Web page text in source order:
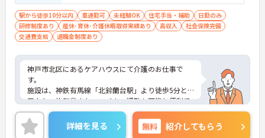
駅から徒歩10分以内 車通勤可 未経験OK 住宅手当・補助
日勤のみ
研修制度あり
産休･育休･介護休暇取得実績あり 高収入
社会保険完備
交通費支給
退職金制度あり
神戸市北区にあるケアハウスにて介護のお仕事で
す。
施設は、神鉄有馬線「北鈴蘭台駅」より徒歩5分と
アクセス抜群◎また、マイカー通勤も可能と便利で
す！
ご興味がある方は是非一度マイナビまでお問い合わ
せください。さらに詳細などお伝えします！
詳細を見る 無料 紹介してもらう